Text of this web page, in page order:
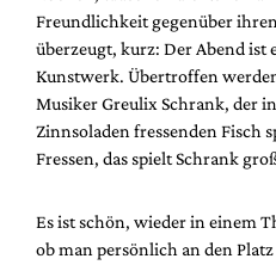
Freundlichkeit gegenüber
überzeugt, kurz: Der Abend ist
Kunstwerk. Übertroffen
Musiker Greulix Schrank, der
Zinnsoladen fressenden Fisch
Fressen, das spielt Schrank
Es ist schön, wieder in einem
ob man persönlich an den